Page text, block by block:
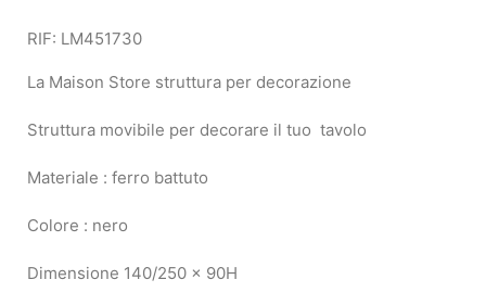
RIF: LM451730
La Maison Store struttura per decorazione
Struttura movibile per decorare il tuo tavolo
Materiale : ferro battuto
Colore : nero
Dimensione 140/250 x 90H